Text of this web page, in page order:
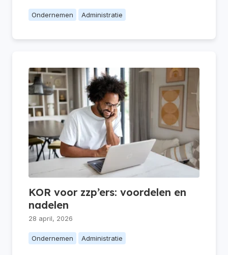
Ondernemen Administratie
KOR voor zzp’ers: voordelen en
nadelen
28 april, 2026
Ondernemen Administratie